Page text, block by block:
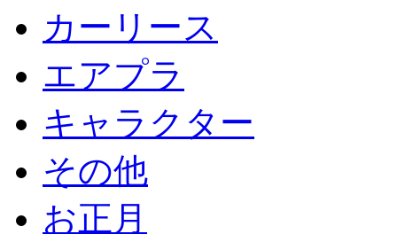
カーリース
エアプラ
キャラクター
その他
お正月